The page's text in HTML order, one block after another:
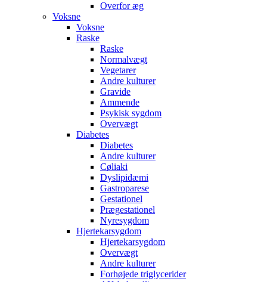
Overfor æg
Voksne
Voksne
Raske
Raske
Normalvægt
Vegetarer
Andre kulturer
Gravide
Ammende
Psykisk sygdom
Overvægt
Diabetes
Diabetes
Andre kulturer
Cøliaki
Dyslipidæmi
Gastroparese
Gestationel
Prægestationel
Nyresygdom
Hjertekarsygdom
Hjertekarsygdom
Overvægt
Andre kulturer
Forhøjede triglycerider